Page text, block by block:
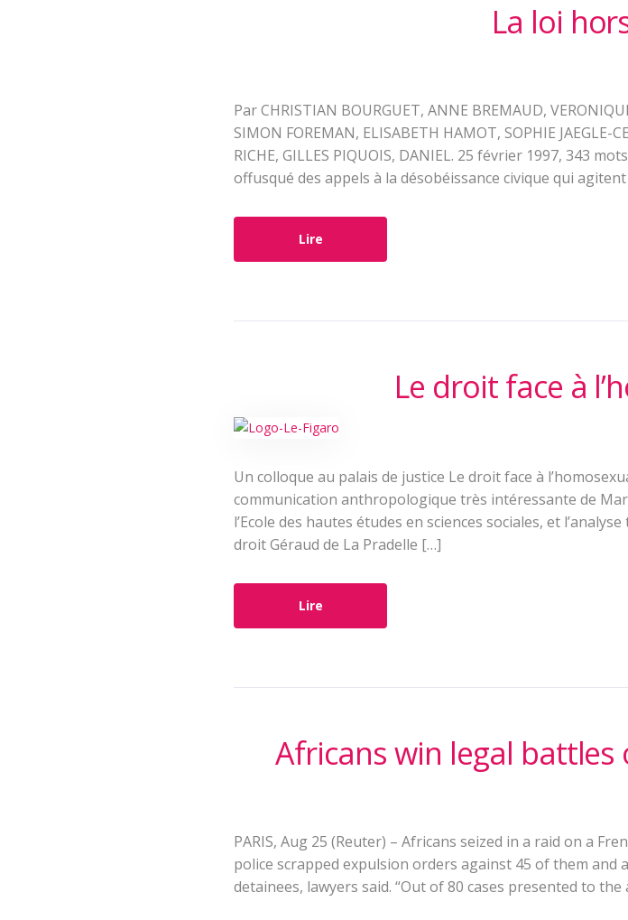
La loi
Par CHRISTIAN BOURGUET, ANNE BREMAUD,
SIMON FOREMAN, ELISABETH HAMOT, SOPHIE JAEGLE-
RICHE, GILLES PIQUOIS, DANIEL. 25 février 1997, 343
offusqué des appels à la désobéissance civique qui
Lire
Le droit face à
Un colloque au palais de justice Le droit face à
communication anthropologique très intéressante de
l’Ecole des hautes études en sciences sociales, et
droit Géraud de La Pradelle […]
Lire
Africans win legal battles
PARIS, Aug 25 (Reuter) – Africans seized in a raid on a
police scrapped expulsion orders against 45 of them
detainees, lawyers said. “Out of 80 cases presented to